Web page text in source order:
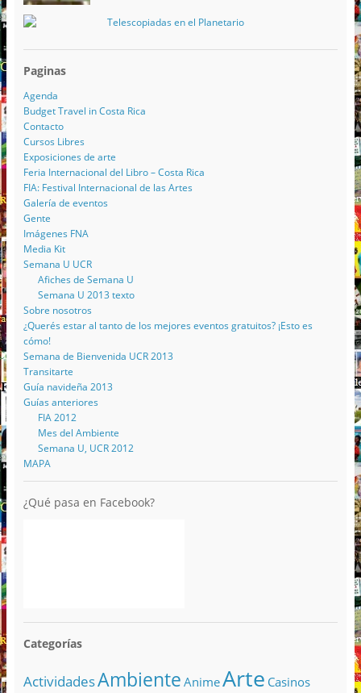
Telescopiadas en el Planetario
Paginas
Agenda
Budget Travel in Costa Rica
Contacto
Cursos Libres
Exposiciones de arte
Feria Internacional del Libro – Costa Rica
FIA: Festival Internacional de las Artes
Galería de eventos
Gente
Imágenes FNA
Media Kit
Semana U UCR
Afiches de Semana U
Semana U 2013 texto
Sobre nosotros
¿Querés estar al tanto de los mejores eventos gratuitos? ¡Esto es
cómo!
Semana de Bienvenida UCR 2013
Transitarte
Guía navideña 2013
Guías anteriores
FIA 2012
Mes del Ambiente
Semana U, UCR 2012
MAPA
¿Qué pasa en Facebook?
Categorías
ActividadesAmbiente AnimeArte Casinos